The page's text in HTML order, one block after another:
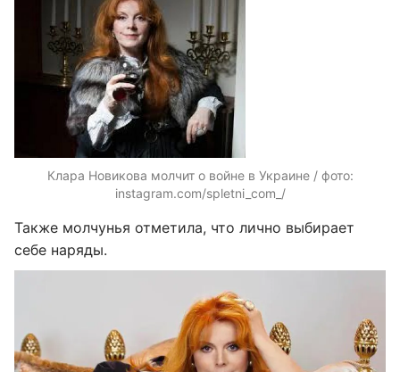
Клара Новикова молчит о войне в Украине / фото:
instagram.com/spletni_com_/
Также молчунья отметила, что лично выбирает
себе наряды.